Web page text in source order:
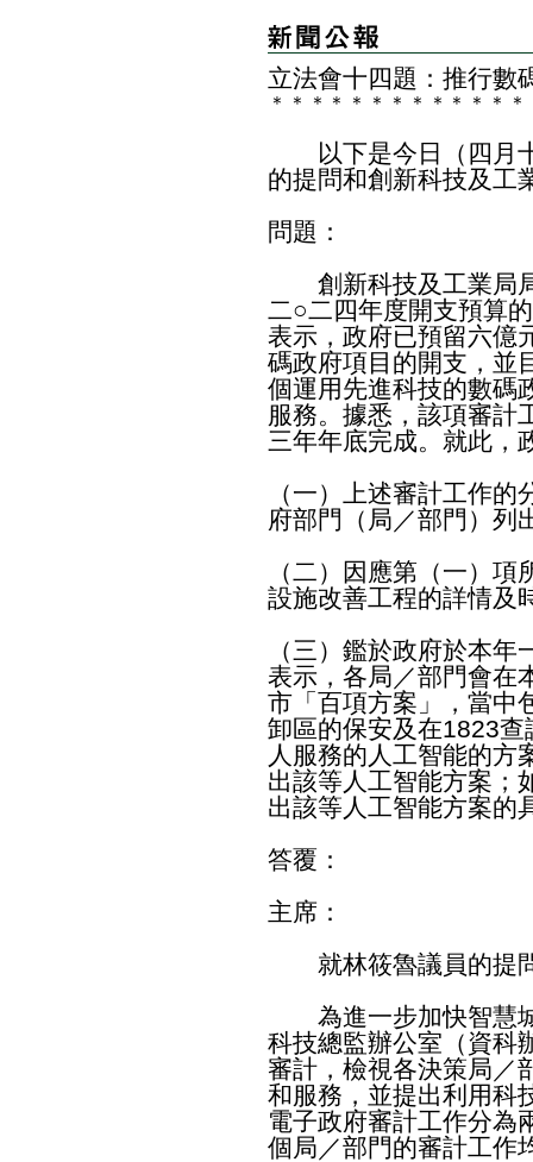
立法會十四題：推行數
＊ ＊ ＊ ＊ ＊ ＊ ＊ ＊ ＊ ＊ ＊ ＊ ＊
以下是今日（四月十
的提問和創新科技及工
問題：
創新科技及工業局局
二○二四年度開支預算
表示，政府已預留六億
碼政府項目的開支，並
個運用先進科技的數碼
服務。據悉，該項審計
三年年底完成。就此，
（一）上述審計工作
府部門（局／部門）列
（二）因應第（一）
設施改善工程的詳情及
（三）鑑於政府於本
表示，各局／部門會在
市「百項方案」，當中
卸區的保安及在1823
人服務的人工智能的方
出該等人工智能方案；
出該等人工智能方案的
答覆：
主席：
就林筱魯議員的提
為進一步加快智慧城
科技總監辦公室（資科
審計，檢視各決策局／
和服務，並提出利用科
電子政府審計工作分為
個局／部門的審計工作